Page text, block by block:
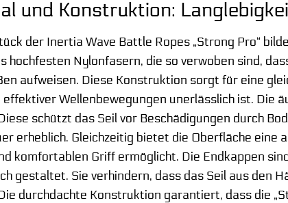
und Konstruktion:
der Inertia Wave Battle Ropes „Strong Pro“
hochfesten Nylonfasern, die so verwoben sind,
aufweisen. Diese Konstruktion sorgt für eine
effektiver Wellenbewegungen unerlässlich ist. Die
schützt das Seil vor Beschädigungen durch
erheblich. Gleichzeitig bietet die Oberfläche
komfortablen Griff ermöglicht. Die Endkappen
gestaltet. Sie verhindern, dass das Seil aus den
durchdachte Konstruktion garantiert, dass die